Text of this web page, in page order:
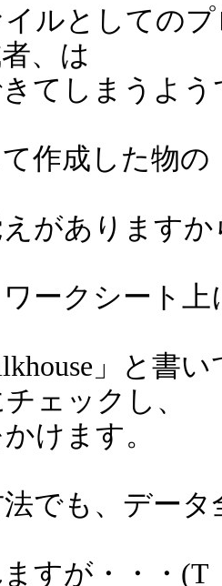
イルとしての
、は
てしまうよう
作成した物
があります
ークシート
」と書
ェックし、
けます。
でも、デー
すが・・・